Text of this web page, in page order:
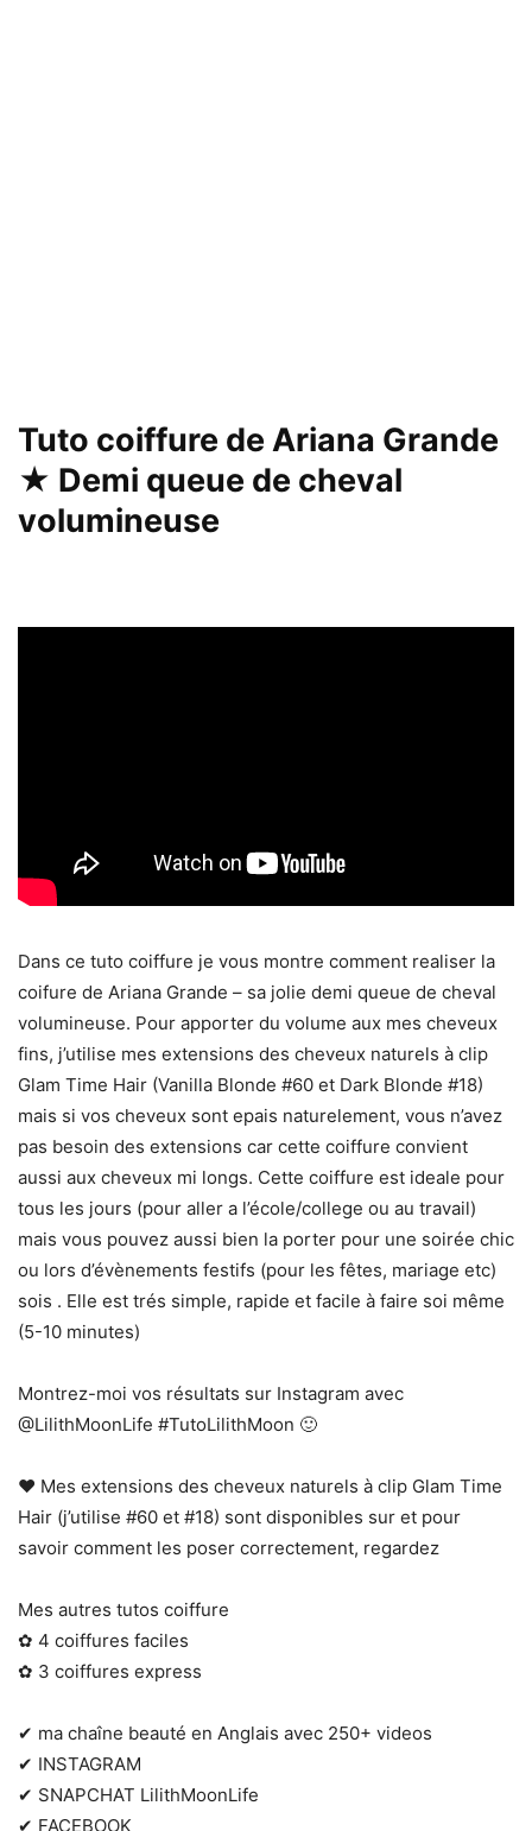
Tuto coiffure de Ariana Grande
★ Demi queue de cheval
volumineuse
Dans ce tuto coiffure je vous montre comment realiser la
coifure de Ariana Grande – sa jolie demi queue de cheval
volumineuse. Pour apporter du volume aux mes cheveux
fins, j’utilise mes extensions des cheveux naturels à clip
Glam Time Hair (Vanilla Blonde #60 et Dark Blonde #18)
mais si vos cheveux sont epais naturelement, vous n’avez
pas besoin des extensions car cette coiffure convient
aussi aux cheveux mi longs. Cette coiffure est ideale pour
tous les jours (pour aller a l’école/college ou au travail)
mais vous pouvez aussi bien la porter pour une soirée chic
ou lors d’évènements festifs (pour les fêtes, mariage etc)
sois . Elle est trés simple, rapide et facile à faire soi même
(5-10 minutes)
Montrez-moi vos résultats sur Instagram avec
@LilithMoonLife #TutoLilithMoon 🙂
❤ Mes extensions des cheveux naturels à clip Glam Time
Hair (j’utilise #60 et #18) sont disponibles sur et pour
savoir comment les poser correctement, regardez
Mes autres tutos coiffure
✿ 4 coiffures faciles
✿ 3 coiffures express
✔ ma chaîne beauté en Anglais avec 250+ videos
✔ INSTAGRAM
✔ SNAPCHAT LilithMoonLife
✔ FACEBOOK